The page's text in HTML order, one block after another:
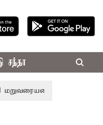
சந்தா
நடந்தால்